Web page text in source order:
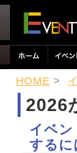
HOME >
2026
イベン
するに